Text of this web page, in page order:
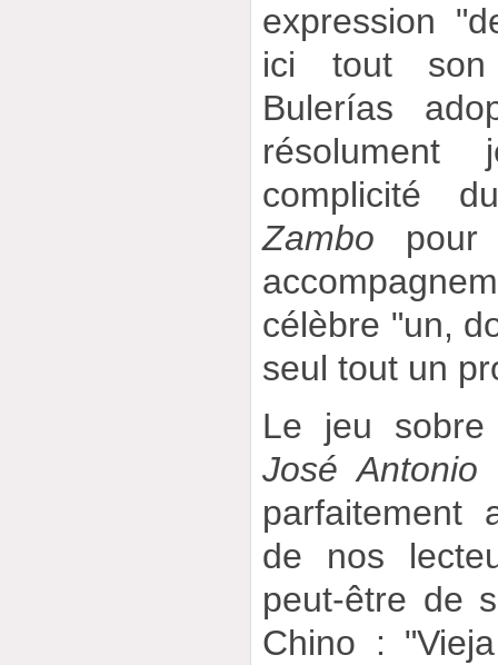
expression
ici tout
Bulerías
résolument
complicité
Zambo pour
célèbre "un,
seul tout un
Le jeu
José Antonio
parfaitement
de nos
peut-être de
Chino :